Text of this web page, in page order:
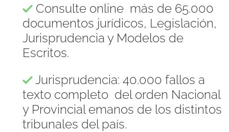
Consulte online más de 65.000
documentos jurídicos, Legislación,
Jurisprudencia y Modelos de
Escritos.
Jurisprudencia: 40.000 fallos a
texto completo del orden Nacional
y Provincial emanos de los distintos
tribunales del país.